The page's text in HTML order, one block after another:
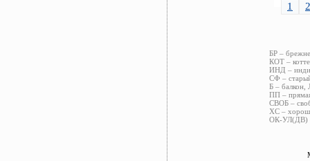
1 2
БР –
КОТ –
ИНД –
СФ –
Б – балкон,
ПП –
СВОБ –
ХС –
ОК-УЛ(ДВ)